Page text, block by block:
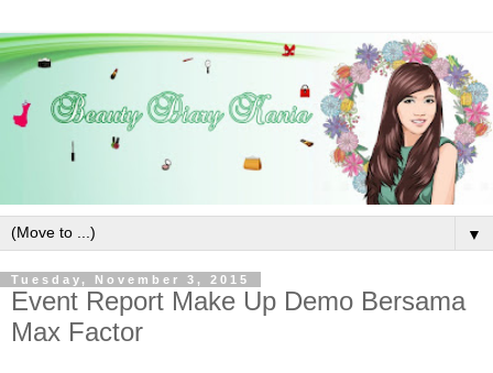
▼
Tuesday, November 3, 2015
Event Report Make Up Demo Bersama
Max Factor